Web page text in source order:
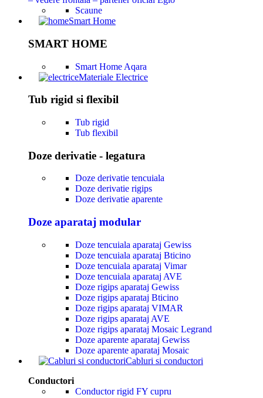
Scaune
Smart Home
SMART HOME
Smart Home Aqara
Materiale Electrice
Tub rigid si flexibil
Tub rigid
Tub flexibil
Doze derivatie - legatura
Doze derivatie tencuiala
Doze derivatie rigips
Doze derivatie aparente
Doze aparataj modular
Doze tencuiala aparataj Gewiss
Doze tencuiala aparataj Bticino
Doze tencuiala aparataj Vimar
Doze tencuiala aparataj AVE
Doze rigips aparataj Gewiss
Doze rigips aparataj Bticino
Doze rigips aparataj VIMAR
Doze rigips aparataj AVE
Doze rigips aparataj Mosaic Legrand
Doze aparente aparataj Gewiss
Doze aparente aparataj Mosaic
Cabluri si conductori
Conductori
Conductor rigid FY cupru